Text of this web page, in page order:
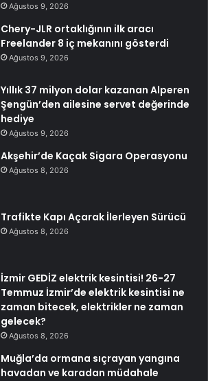
Ağustos 9, 2026
Chery-JLR ortaklığının ilk aracı
Freelander 8 iç mekanını gösterdi
Ağustos 9, 2026
Yıllık 37 milyon dolar kazanan Alperen
Şengün’den ailesine servet değerinde
hediye
Ağustos 9, 2026
Akşehir’de Kaçak Sigara Operasyonu
Ağustos 8, 2026
Trafikte Kapı Açarak İlerleyen Sürücü
Ağustos 8, 2026
İzmir GEDİZ elektrik kesintisi! 26-27
Temmuz İzmir’de elektrik kesintisi ne
zaman bitecek, elektrikler ne zaman
gelecek?
Ağustos 8, 2026
Muğla’da ormana sıçrayan yangına
havadan ve karadan müdahale